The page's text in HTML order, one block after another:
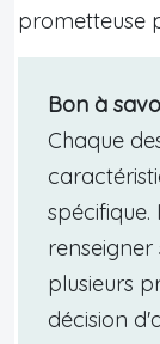
prometteuse
Bon à
Chaque
spécifique.
renseigner
plusieurs
décision